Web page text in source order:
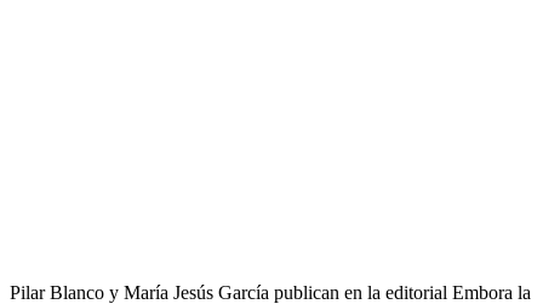
Pilar Blanco y María Jesús García publican en la editorial Embora la